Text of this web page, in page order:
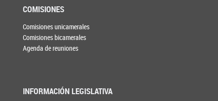
COMISIONES
Comisiones unicamerales
Comisiones bicamerales
Agenda de reuniones
INFORMACIÓN LEGISLATIVA